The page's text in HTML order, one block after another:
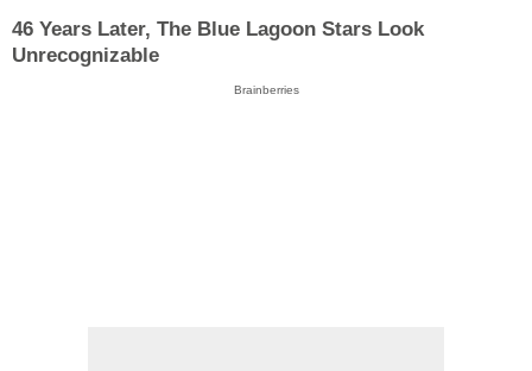
46 Years Later, The Blue Lagoon Stars Look
Unrecognizable
Brainberries